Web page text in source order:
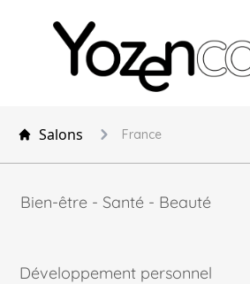
Yozenco - Organisateur de
Salons France
Bien-être - Santé - Beauté
Développement personnel